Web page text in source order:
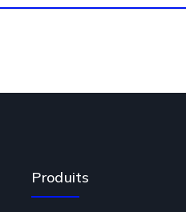
Produits